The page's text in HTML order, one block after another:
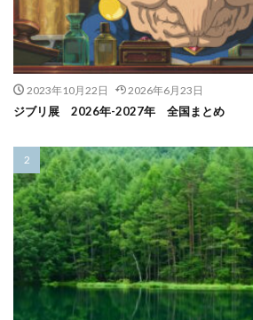
2023年10月22日 2026年6月23日
ジブリ展 2026年-2027年 全国まとめ